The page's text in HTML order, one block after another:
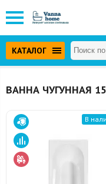
КАТАЛОГ
ВАННА ЧУГУННАЯ
В